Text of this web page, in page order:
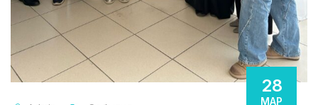
28
МАР